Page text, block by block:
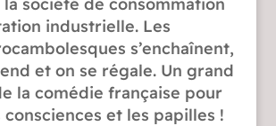
industrielle. Les
s’enchaînent,
et on se régale. Un grand
la comédie française pour
et les papilles !